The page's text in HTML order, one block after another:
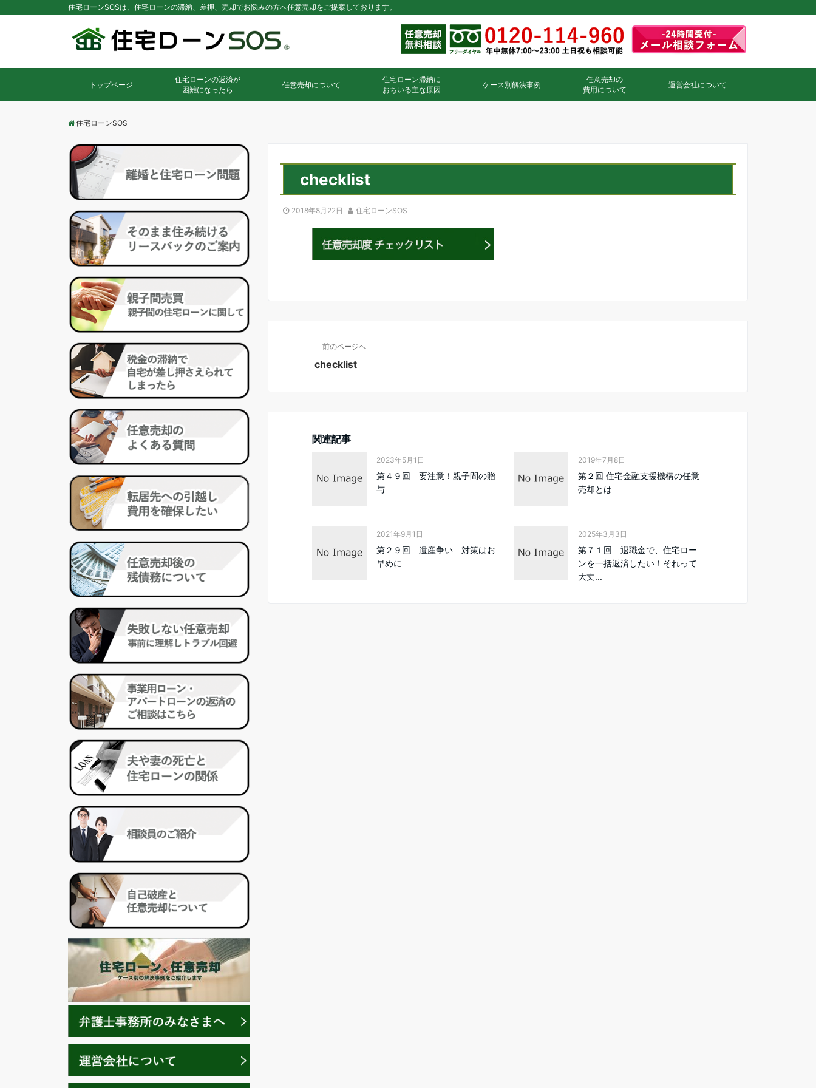
住宅ローンSOSは、住宅ローンの滞納、差押、売却でお悩みの方へ任意売却をご提案しております。
トップページ
住宅ローンの返済が
困難になったら
任意売却について
住宅ローン滞納に
おちいる主な原因
ケース別解決事例
任意売却の
費用について
運営会社について
住宅ローンSOS
checklist
2018年8月22日 住宅ローンSOS
前のページへ
checklist
関連記事
2023年5月1日
第４９回 要注意！親子間の贈
与
2019年7月8日
第２回 住宅金融支援機構の任意
売却とは
2021年9月1日
第２９回 遺産争い 対策はお
早めに
2025年3月3日
第７１回 退職金で、住宅ロー
ンを一括返済したい！それって
大丈...